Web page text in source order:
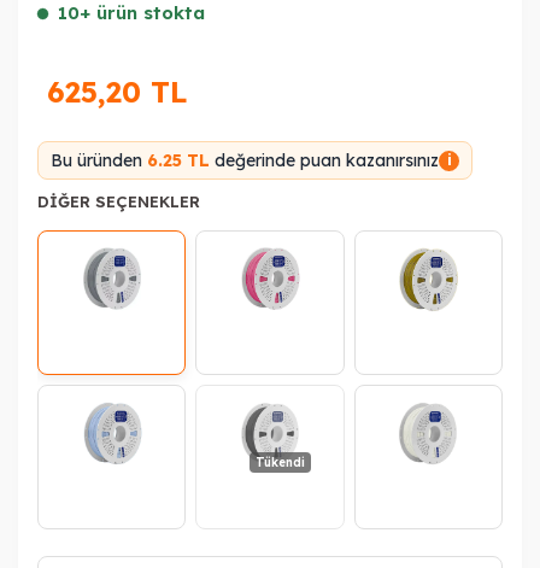
10+ ürün stokta
625,20 TL
Bu üründen 6.25 TL değerinde puan kazanırsınız i
DIĞER SEÇENEKLER
Tükendi